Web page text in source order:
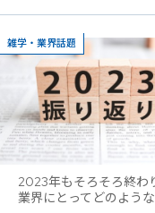
雑学・業界話題
2023年もそろそろ終わ
業界にとってどのような